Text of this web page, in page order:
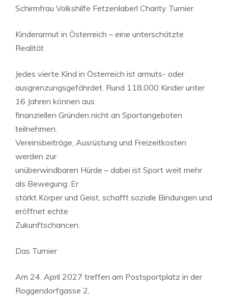
Schirmfrau Volkshilfe Fetzenlaberl Charity Turnier.
Kinderarmut in Österreich – eine unterschätzte
Realität
Jedes vierte Kind in Österreich ist armuts- oder
ausgrenzungsgefährdet. Rund 118.000 Kinder unter
16 Jahren können aus
finanziellen Gründen nicht an Sportangeboten
teilnehmen.
Vereinsbeiträge, Ausrüstung und Freizeitkosten
werden zur
unüberwindbaren Hürde – dabei ist Sport weit mehr
als Bewegung: Er
stärkt Körper und Geist, schafft soziale Bindungen und
eröffnet echte
Zukunftschancen.
Das Turnier
Am 24. April 2027 treffen am Postsportplatz in der
Roggendorfgasse 2,